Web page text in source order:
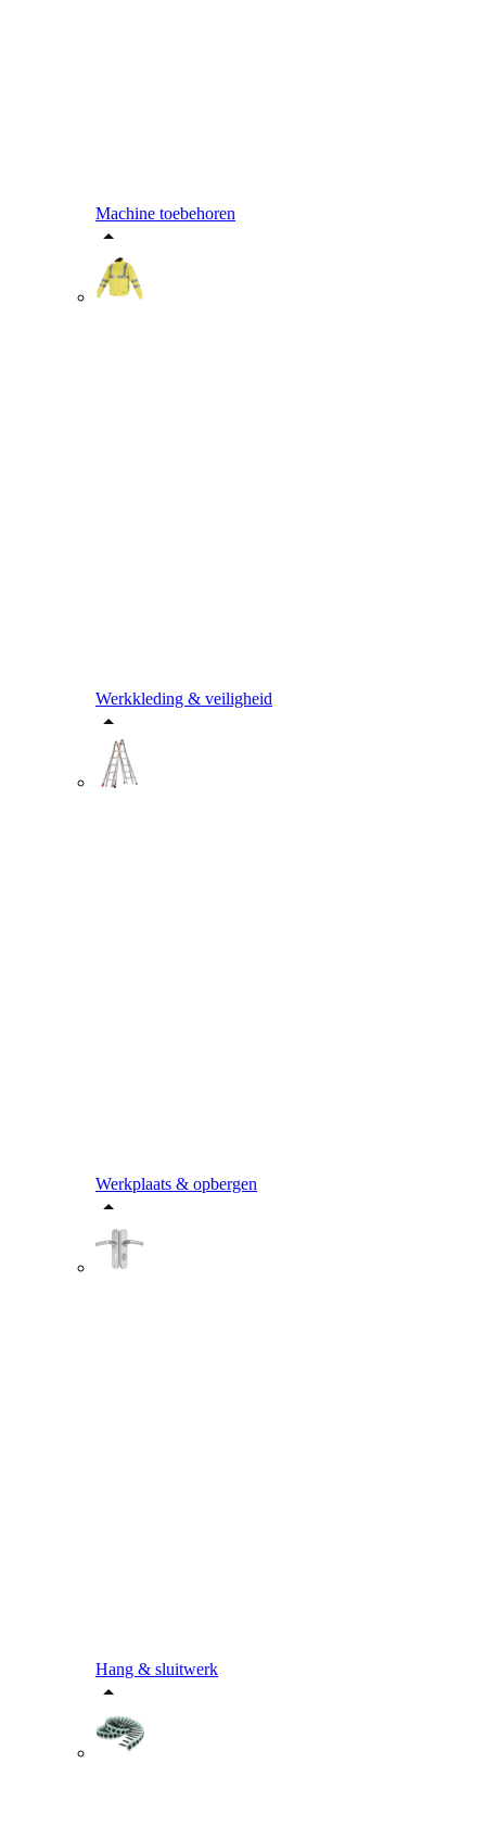
Machine toebehoren
Werkkleding & veiligheid
Werkplaats & opbergen
Hang & sluitwerk